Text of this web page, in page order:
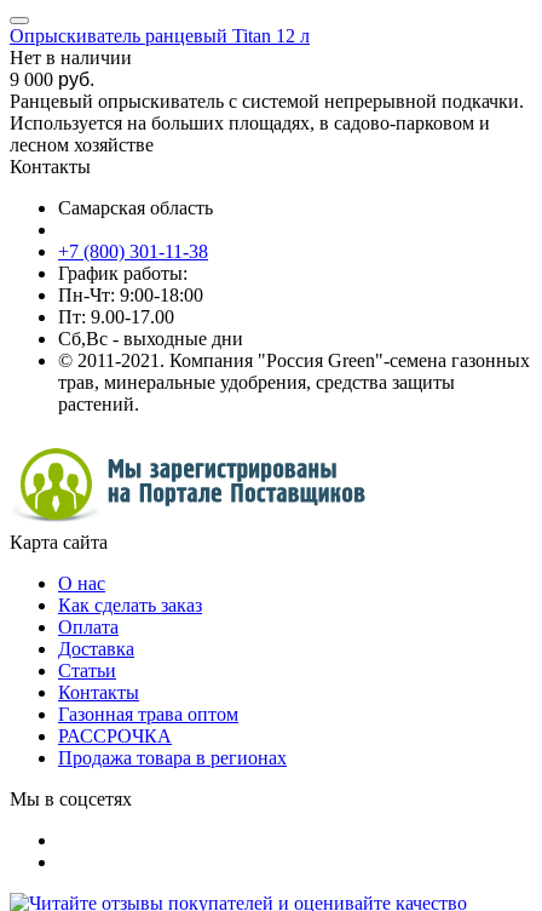
Опрыскиватель ранцевый Titan 12 л
Нет в наличии
9 000 руб.
Ранцевый опрыскиватель с системой непрерывной подкачки.
Используется на больших площадях, в садово-парковом и
лесном хозяйстве
Контакты
Самарская область
+7 (800) 301-11-38
График работы:
Пн-Чт: 9:00-18:00
Пт: 9.00-17.00
Сб,Вс - выходные дни
© 2011-2021. Компания "Россия Green"-семена газонных
трав, минеральные удобрения, средства защиты
растений.
Карта сайта
О нас
Как сделать заказ
Оплата
Доставка
Статьи
Контакты
Газонная трава оптом
РАССРОЧКА
Продажа товара в регионах
Мы в соцсетях